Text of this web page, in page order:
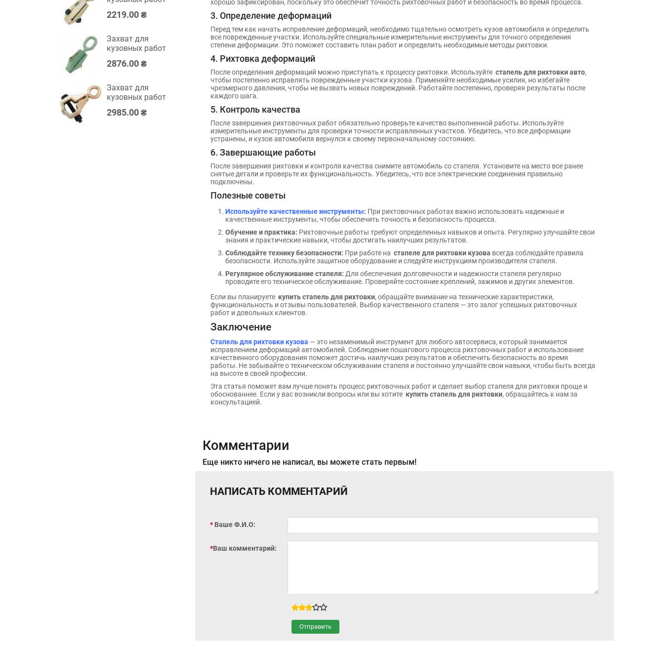
JFDC0105
2219.00 ₴
Захват для
кузовных работ
JFDD0105
2876.00 ₴
Захват для
кузовных работ
JFDA0105
2985.00 ₴
хорошо зафиксирован, поскольку это обеспечит точность рихтовочных работ и безопасность во время процесса.
3. Определение деформаций
Перед тем как начать исправление деформаций, необходимо тщательно осмотреть кузов автомобиля и определить
все поврежденные участки. Используйте специальные измерительные инструменты для точного определения
степени деформации. Это поможет составить план работ и определить необходимые методы рихтовки.
4. Рихтовка деформаций
После определения деформаций можно приступать к процессу рихтовки. Используйте стапель для рихтовки авто,
чтобы постепенно исправлять поврежденные участки кузова. Применяйте необходимые усилия, но избегайте
чрезмерного давления, чтобы не вызвать новых повреждений. Работайте постепенно, проверяя результаты после
каждого шага.
5. Контроль качества
После завершения рихтовочных работ обязательно проверьте качество выполненной работы. Используйте
измерительные инструменты для проверки точности исправленных участков. Убедитесь, что все деформации
устранены, и кузов автомобиля вернулся к своему первоначальному состоянию.
6. Завершающие работы
После завершения рихтовки и контроля качества снимите автомобиль со стапеля. Установите на место все ранее
снятые детали и проверьте их функциональность. Убедитесь, что все электрические соединения правильно
подключены.
Полезные советы
Используйте качественные инструменты: При рихтовочных работах важно использовать надежные и
качественные инструменты, чтобы обеспечить точность и безопасность процесса.
Обучение и практика: Рихтовочные работы требуют определенных навыков и опыта. Регулярно улучшайте свои
знания и практические навыки, чтобы достигать наилучших результатов.
Соблюдайте технику безопасности: При работе на стапеле для рихтовки кузова всегда соблюдайте правила
безопасности. Используйте защитное оборудование и следуйте инструкциям производителя стапеля.
Регулярное обслуживание стапеля: Для обеспечения долговечности и надежности стапеля регулярно
проводите его техническое обслуживание. Проверяйте состояние креплений, зажимов и других элементов.
Если вы планируете купить стапель для рихтовки, обращайте внимание на технические характеристики,
функциональность и отзывы пользователей. Выбор качественного стапеля — это залог успешных рихтовочных
работ и довольных клиентов.
Заключение
Стапель для рихтовки кузова — это незаменимый инструмент для любого автосервиса, который занимается
исправлением деформаций автомобилей. Соблюдение пошагового процесса рихтовочных работ и использование
качественного оборудования поможет достичь наилучших результатов и обеспечить безопасность во время
работы. Не забывайте о техническом обслуживании стапеля и постоянно улучшайте свои навыки, чтобы быть всегда
на высоте в своей профессии.
Эта статья поможет вам лучше понять процесс рихтовочных работ и сделает выбор стапеля для рихтовки проще и
обоснованнее. Если у вас возникли вопросы или вы хотите купить стапель для рихтовки, обращайтесь к нам за
консультацией.
Комментарии
Еще никто ничего не написал, вы можете стать первым!
НАПИСАТЬ КОММЕНТАРИЙ
Ваше Ф.И.О:
Ваш комментарий:
Отправить